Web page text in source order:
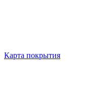
Карта покрытия